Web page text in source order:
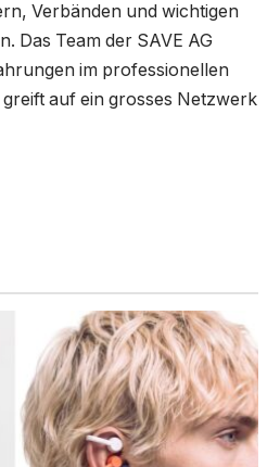
Verbänden und wichtigen
Das Team der SAVE AG
im professionellen
auf ein grosses Netzwerk